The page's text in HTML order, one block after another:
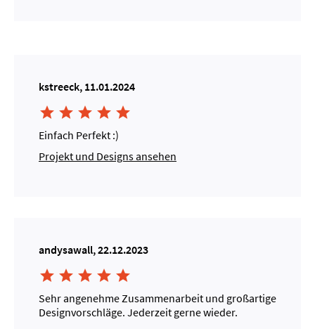
kstreeck, 11.01.2024
    
Einfach Perfekt :)
Projekt und Designs ansehen
andysawall, 22.12.2023
    
Sehr angenehme Zusammenarbeit und großartige
Designvorschläge. Jederzeit gerne wieder.